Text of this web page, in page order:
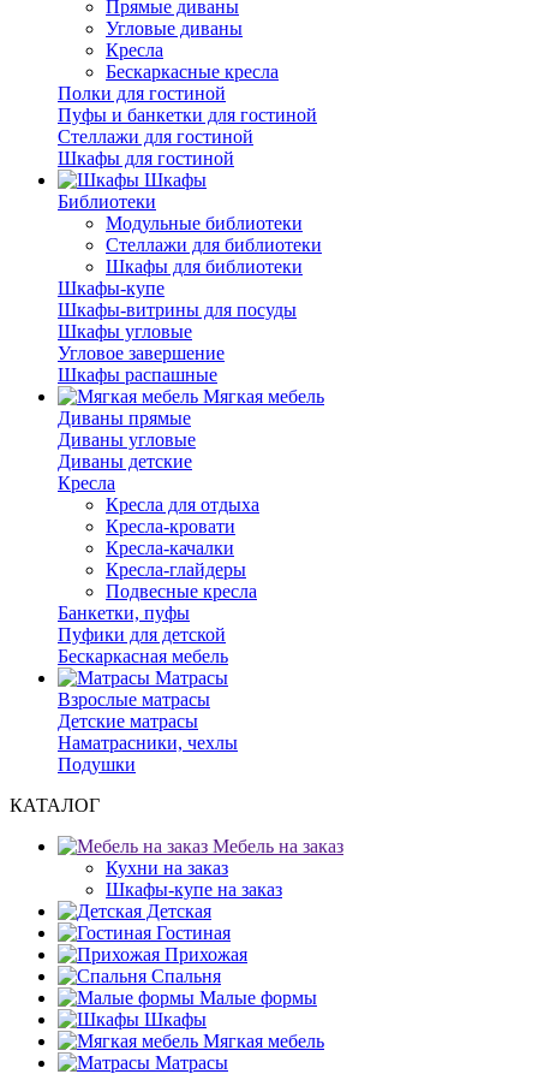
Прямые диваны
Угловые диваны
Кресла
Бескаркасные кресла
Полки для гостиной
Пуфы и банкетки для гостиной
Стеллажи для гостиной
Шкафы для гостиной
Шкафы
Библиотеки
Модульные библиотеки
Стеллажи для библиотеки
Шкафы для библиотеки
Шкафы-купе
Шкафы-витрины для посуды
Шкафы угловые
Угловое завершение
Шкафы распашные
Мягкая мебель
Диваны прямые
Диваны угловые
Диваны детские
Кресла
Кресла для отдыха
Кресла-кровати
Кресла-качалки
Кресла-глайдеры
Подвесные кресла
Банкетки, пуфы
Пуфики для детской
Бескаркасная мебель
Матрасы
Взрослые матрасы
Детские матрасы
Наматрасники, чехлы
Подушки
КАТАЛОГ
Мебель на заказ
Кухни на заказ
Шкафы-купе на заказ
Детская
Гостиная
Прихожая
Спальня
Малые формы
Шкафы
Мягкая мебель
Матрасы